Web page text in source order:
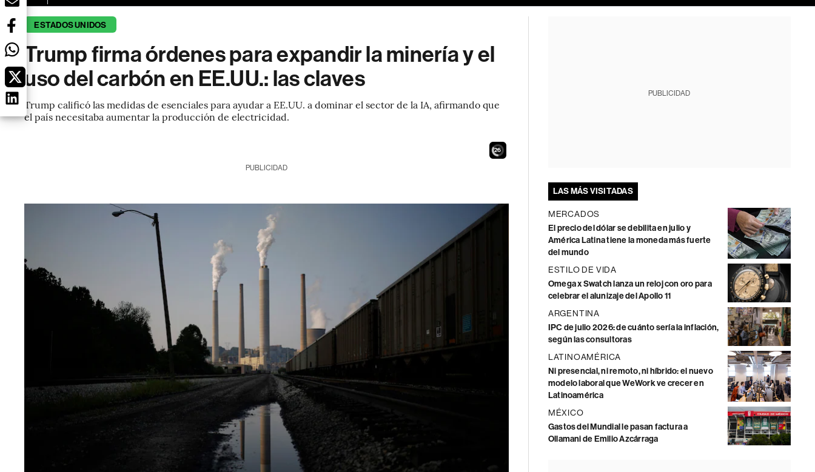
ESTADOS UNIDOS
Trump firma órdenes para expandir la minería y el
uso del carbón en EE.UU.: las claves
Trump calificó las medidas de esenciales para ayudar a EE.UU. a dominar el sector de la IA, afirmando que
el país necesitaba aumentar la producción de electricidad.
24
PUBLICIDAD
PUBLICIDAD
LAS MÁS VISITADAS
MERCADOS
El precio del dólar se debilita en julio y
América Latina tiene la moneda más fuerte
del mundo
ESTILO DE VIDA
Omega x Swatch lanza un reloj con oro para
celebrar el alunizaje del Apollo 11
ARGENTINA
IPC de julio 2026: de cuánto sería la inflación,
según las consultoras
LATINOAMÉRICA
Ni presencial, ni remoto, ni híbrido: el nuevo
modelo laboral que WeWork ve crecer en
Latinoamérica
MÉXICO
Gastos del Mundial le pasan factura a
Ollamani de Emilio Azcárraga